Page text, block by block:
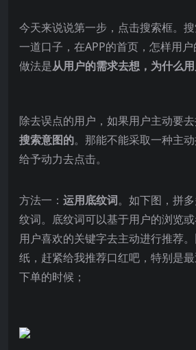
今天来说说第一步，点击搜索框。
一道口子，在APP的首页，怎样用户
做法是从用户的需求去想，为什么
除去误点的用户，如果用户主动要
搜索意图的。那能不能采取一种主
给予动力去点击。
方法一： 运用底纹词。如下图，拼
纹词。底纹词可以基于用户的浏览
用户喜欢的关键字去主动进行推荐
纸，赶紧给我推荐口红吧，特别是
下单的时候；